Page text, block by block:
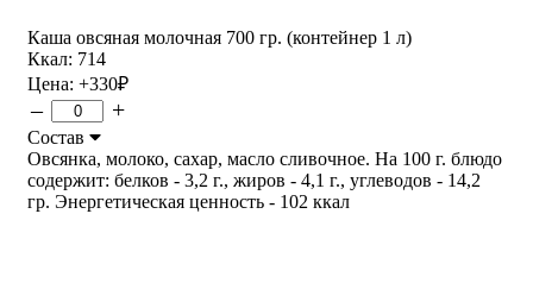
Каша овсяная молочная 700 гр. (контейнер 1 л)
Ккал: 714
Цена: +330₽
– +
Состав
Овсянка, молоко, сахар, масло сливочное. На 100 г. блюдо
содержит: белков - 3,2 г., жиров - 4,1 г., углеводов - 14,2
гр. Энергетическая ценность - 102 ккал